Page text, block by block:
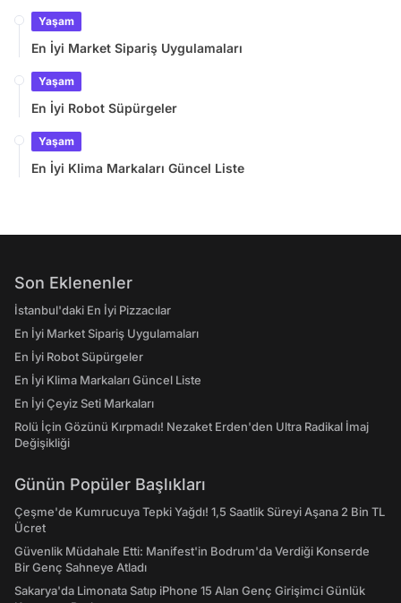
Yaşam
En İyi Market Sipariş Uygulamaları
Yaşam
En İyi Robot Süpürgeler
Yaşam
En İyi Klima Markaları Güncel Liste
Son Eklenenler
İstanbul'daki En İyi Pizzacılar
En İyi Market Sipariş Uygulamaları
En İyi Robot Süpürgeler
En İyi Klima Markaları Güncel Liste
En İyi Çeyiz Seti Markaları
Rolü İçin Gözünü Kırpmadı! Nezaket Erden'den Ultra Radikal İmaj
Değişikliği
Günün Popüler Başlıkları
Çeşme'de Kumrucuya Tepki Yağdı! 1,5 Saatlik Süreyi Aşana 2 Bin TL
Ücret
Güvenlik Müdahale Etti: Manifest'in Bodrum'da Verdiği Konserde
Bir Genç Sahneye Atladı
Sakarya'da Limonata Satıp iPhone 15 Alan Genç Girişimci Günlük